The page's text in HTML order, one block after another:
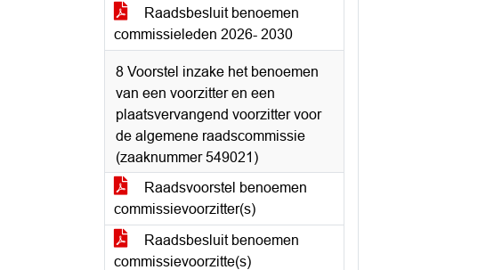
Raadsbesluit benoemen
commissieleden 2026- 2030
8 Voorstel inzake het benoemen
van een voorzitter en een
plaatsvervangend voorzitter voor
de algemene raadscommissie
(zaaknummer 549021)
Raadsvoorstel benoemen
commissievoorzitter(s)
Raadsbesluit benoemen
commissievoorzitte(s)